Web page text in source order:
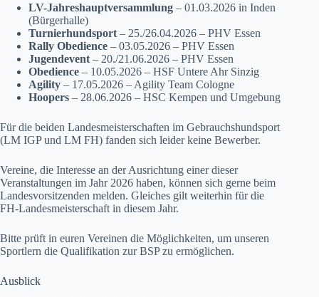
LV-Jahreshauptversammlung – 01.03.2026 in Inden
(Bürgerhalle)
Turnierhundsport – 25./26.04.2026 – PHV Essen
Rally Obedience – 03.05.2026 – PHV Essen
Jugendevent – 20./21.06.2026 – PHV Essen
Obedience – 10.05.2026 – HSF Untere Ahr Sinzig
Agility – 17.05.2026 – Agility Team Cologne
Hoopers – 28.06.2026 – HSC Kempen und Umgebung
Für die beiden Landesmeisterschaften im Gebrauchshundsport
(LM IGP und LM FH) fanden sich leider keine Bewerber.
Vereine, die Interesse an der Ausrichtung einer dieser
Veranstaltungen im Jahr 2026 haben, können sich gerne beim
Landesvorsitzenden melden. Gleiches gilt weiterhin für die
FH-Landesmeisterschaft in diesem Jahr.
Bitte prüft in euren Vereinen die Möglichkeiten, um unseren
Sportlern die Qualifikation zur BSP zu ermöglichen.
Ausblick